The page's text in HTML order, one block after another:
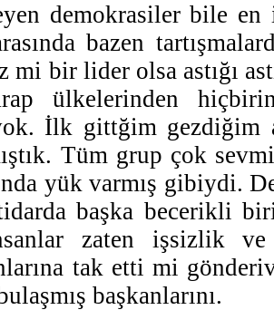
demokrasiler bile
bazen
mi bir lider olsa astığı
ülkelerinden
İlk gittğim gezdiğim
Tüm grup çok
yük varmış gibiydi.
başka becerikli
zaten işsizlik
tak etti mi
başkanlarını.